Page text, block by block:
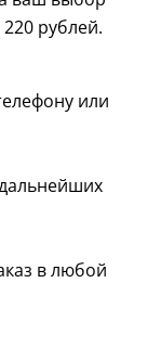
Россия
рублей.
или
в любой